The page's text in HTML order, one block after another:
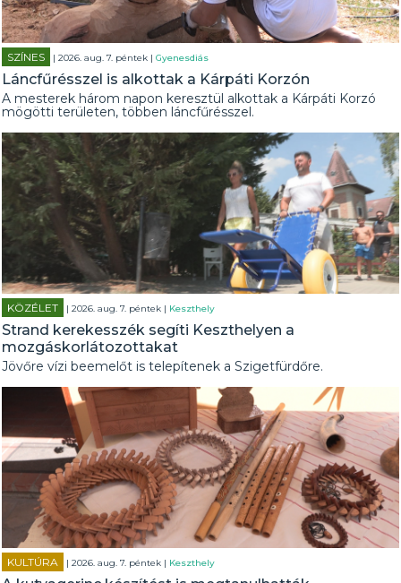
SZÍNES | 2026. aug. 7. péntek |Gyenesdiás
Láncfűrésszel is alkottak a Kárpáti Korzón
A mesterek három napon keresztül alkottak a Kárpáti Korzó
mögötti területen, többen láncfűrésszel.
KÖZÉLET | 2026. aug. 7. péntek | Keszthely
Strand kerekesszék segíti Keszthelyen a
mozgáskorlátozottakat
Jövőre vízi beemelőt is telepítenek a Szigetfürdőre.
KULTÚRA | 2026. aug. 7. péntek | Keszthely